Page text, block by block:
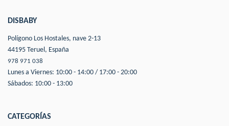
DISBABY
Polígono Los Hostales, nave 2-13
44195 Teruel, España
978 971 038
Lunes a Viernes: 10:00 - 14:00 / 17:00 - 20:00
Sábados: 10:00 - 13:00
CATEGORÍAS